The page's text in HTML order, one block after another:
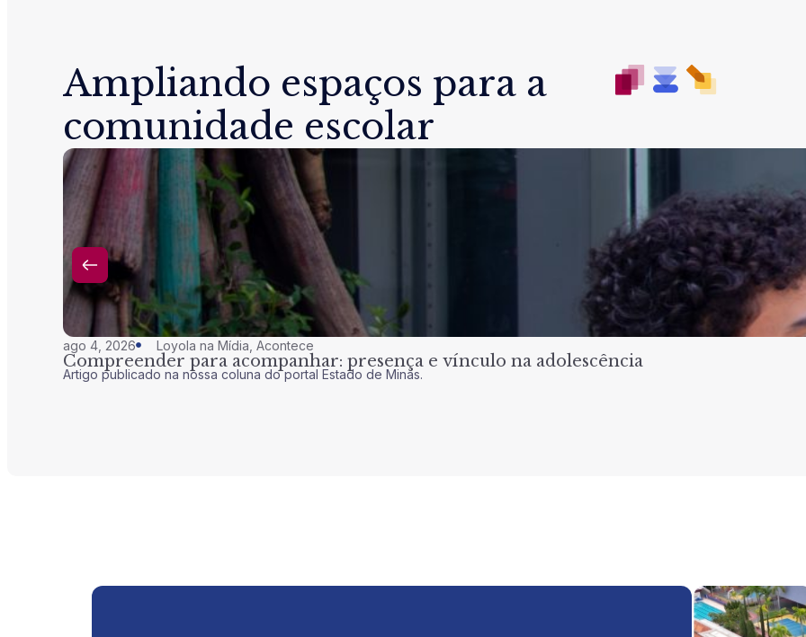
Ampliando espaços para a
comunidade escolar
ago 4, 2026 Loyola na Mídia Acontece
Compreender para acompanhar: presença e vínculo na adolescência
Artigo publicado na nossa coluna do portal Estado de Minas.